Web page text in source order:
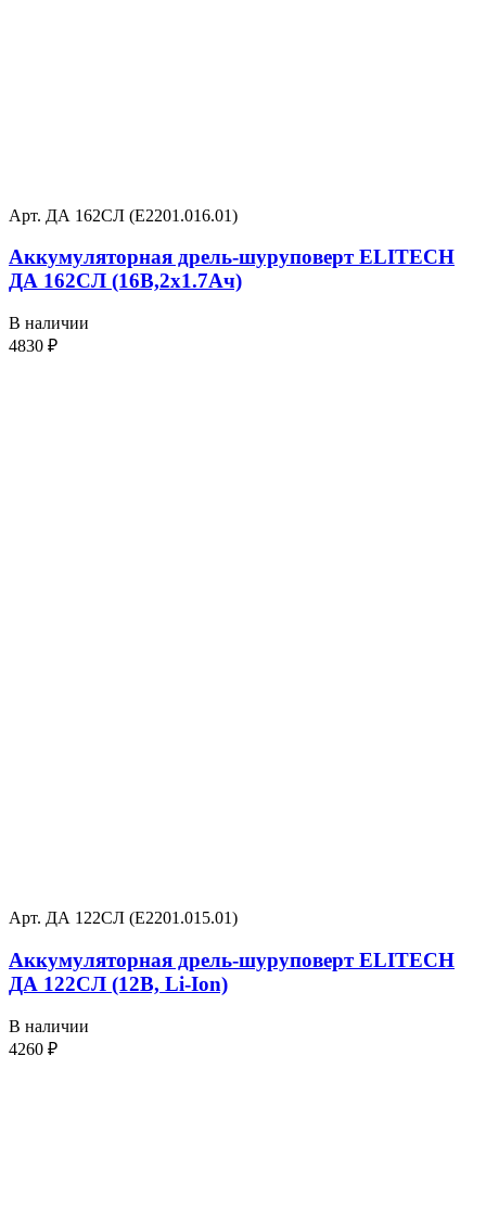
Арт. ДА 162СЛ (Е2201.016.01)
Аккумуляторная дрель-шуруповерт ELITECH
ДА 162СЛ (16В,2х1.7Ач)
В наличии
4830 ₽
Арт. ДА 122СЛ (Е2201.015.01)
Аккумуляторная дрель-шуруповерт ELITECH
ДА 122СЛ (12В, Li-Ion)
В наличии
4260 ₽